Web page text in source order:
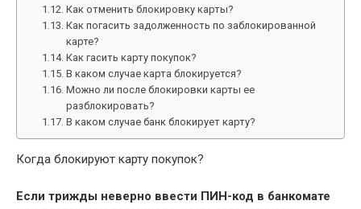
Как отменить блокировку карты?
Как погасить задолженность по заблокированной
карте?
Как гасить карту покупок?
В каком случае карта блокируется?
Можно ли после блокировки карты ее
разблокировать?
В каком случае банк блокирует карту?
Когда блокируют карту покупок?
Если трижды неверно ввести ПИН-код в банкомате